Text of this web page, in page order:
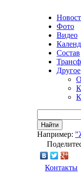
Фото
Видео
Состав
Другое
Найти
Например:
Контакты